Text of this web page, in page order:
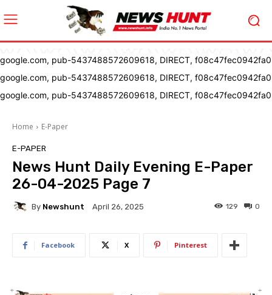
google.com, pub-5437488572609618, DIRECT, f08c47fec0942fa0
google.com, pub-5437488572609618, DIRECT, f08c47fec0942fa0
google.com, pub-5437488572609618, DIRECT, f08c47fec0942fa0
Home E-Paper
E-PAPER
News Hunt Daily Evening E-Paper
26-04-2025 Page 7
By Newshunt April 26, 2025 0
129
Facebook X Pinterest